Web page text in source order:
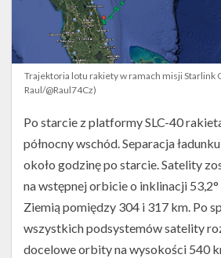
Trajektoria lotu rakiety w ramach misji Starlink
Raul/@Raul74Cz)
Po starcie z platformy SLC-40
północny wschód. Separacja
około godzinę po starcie. Satelity
na wstępnej orbicie o inklinacji
Ziemią pomiędzy 304 i 317 km. Po
wszystkich podsystemów satelity
docelowe orbity na wysokości 540